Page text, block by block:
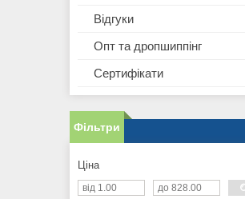
Відгуки
Опт та дропшиппінг
Сертифікати
Фільтри
Ціна